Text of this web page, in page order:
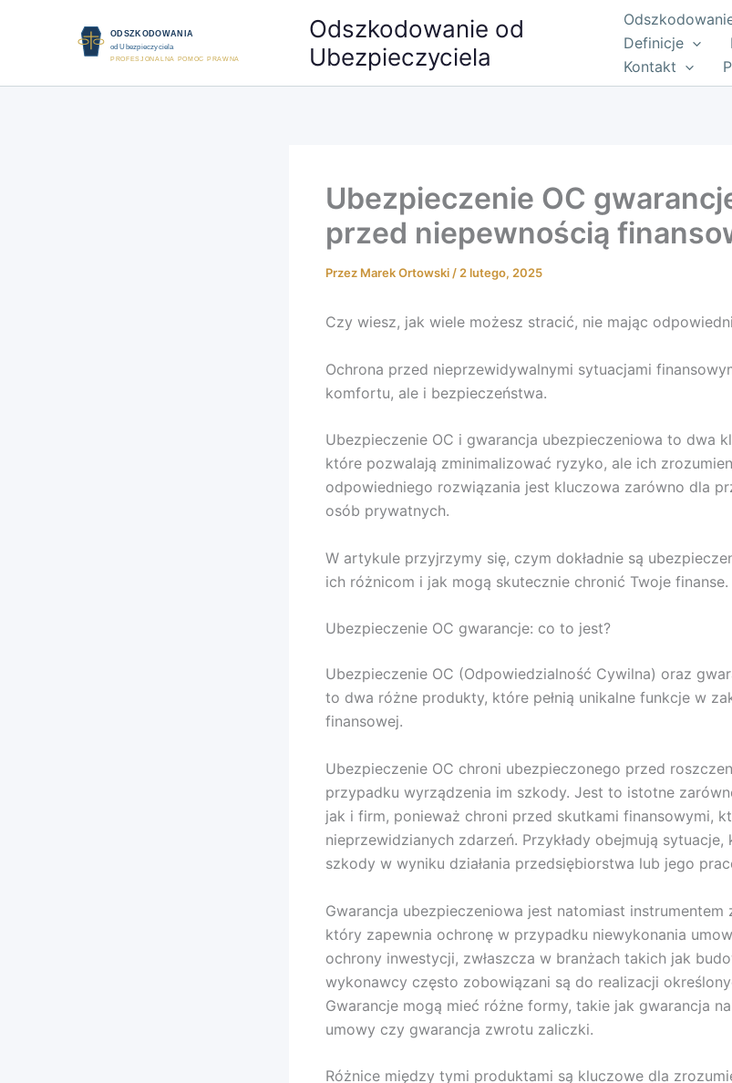
Odszkodowanie od
Ubezpieczyciela
Definicje
Kontakt
Ubezpieczenie OC
przed niepewnością
Przez Marek Ortowski / 2 lutego, 2025
Czy wiesz, jak wiele możesz stracić, nie mając
Ochrona przed nieprzewidywalnymi sytuacjami
komfortu, ale i bezpieczeństwa.
Ubezpieczenie OC i gwarancja ubezpieczeniowa to dwa
które pozwalają zminimalizować ryzyko, ale ich
odpowiedniego rozwiązania jest kluczowa zarówno dla
osób prywatnych.
W artykule przyjrzymy się, czym dokładnie są
ich różnicom i jak mogą skutecznie chronić Twoje finanse.
Ubezpieczenie OC gwarancje: co to jest?
Ubezpieczenie OC (Odpowiedzialność Cywilna) oraz
to dwa różne produkty, które pełnią unikalne funkcje w
finansowej.
Ubezpieczenie OC chroni ubezpieczonego przed
przypadku wyrządzenia im szkody. Jest to istotne
jak i firm, ponieważ chroni przed skutkami finansowymi,
nieprzewidzianych zdarzeń. Przykłady obejmują
szkody w wyniku działania przedsiębiorstwa lub jego
Gwarancja ubezpieczeniowa jest natomiast instrumentem
który zapewnia ochronę w przypadku niewykonania
ochrony inwestycji, zwłaszcza w branżach takich jak
wykonawcy często zobowiązani są do realizacji
Gwarancje mogą mieć różne formy, takie jak gwarancja
umowy czy gwarancja zwrotu zaliczki.
Różnice między tymi produktami są kluczowe dla